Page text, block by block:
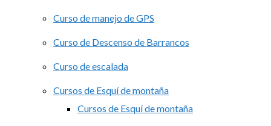
Curso de manejo de GPS
Curso de Descenso de Barrancos
Curso de escalada
Cursos de Esquí de montaña
Cursos de Esquí de montaña